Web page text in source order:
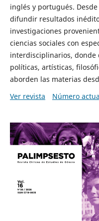
inglés y portugués.
difundir resultados
investigaciones
ciencias sociales con
interdisciplinarios, donde
políticas, artísticas,
aborden las materias
Ver revista
Número